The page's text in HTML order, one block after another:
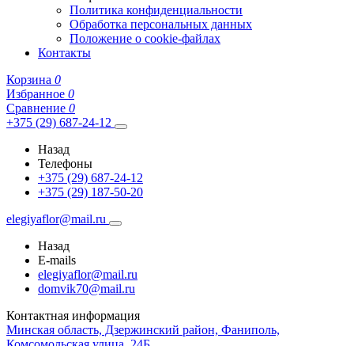
Политика конфиденциальности
Обработка персональных данных
Положение о cookie-файлах
Контакты
Корзина 0
Избранное 0
Сравнение 0
+375 (29) 687-24-12
Назад
Телефоны
+375 (29) 687-24-12
+375 (29) 187-50-20
elegiyaflor@mail.ru
Назад
E-mails
elegiyaflor@mail.ru
domvik70@mail.ru
Контактная информация
Минская область, Дзержинский район, Фаниполь,